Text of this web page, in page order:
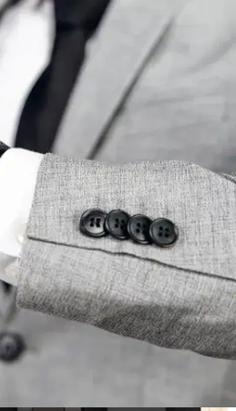
Rannekkeen leveys: 26 mm
säädettävä 185 mm RANNEKKEET
Toiveenne on kuultu!
tuodut Garmin kelloihin
ovat nyt saatavilla. Ranneke
tekniikalla. Sen ansiosta
tapahtuu vain
kiinnitystyökaluja tarvita.Tällä
hetkessä sporttisemmasta
on suunniteltu kestämään aikaa
kokevat osat ovat ruostumatonta
kestävästä eebenpuusta, mikä takaa
ulkonäön. Rannekkeen aito puu